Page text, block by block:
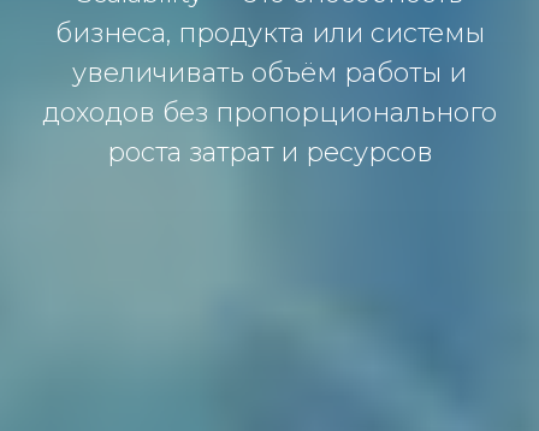
бизнеса, продукта или системы
увеличивать объём работы и
доходов без пропорционального
роста затрат и ресурсов